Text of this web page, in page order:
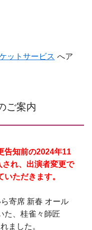
ットサービス へア
ご案内
告知前の2024年11
され、出演者変更で
ただきます。
寄席 新春 オール
た、桂雀々師匠
ました。